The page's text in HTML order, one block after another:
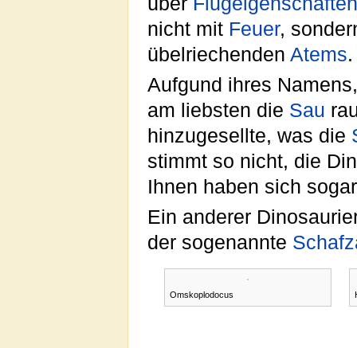
nicht mit Feuer,
übelriechenden Atems.
Aufgund ihres
am liebsten die Sau
hinzugesellte, was die
stimmt so nicht, die
Ihnen haben sich
Ein anderer
der sogenannte
Omskoplodocus